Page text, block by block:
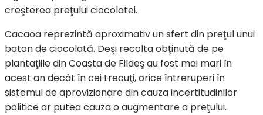
creşterea preţului ciocolatei.
Cacaoa reprezintă aproximativ un sfert din preţul unui
baton de ciocolată. Deşi recolta obţinută de pe
plantaţiile din Coasta de Fildeş au fost mai mari în
acest an decât în cei trecuţi, orice întreruperi în
sistemul de aprovizionare din cauza incertitudinilor
politice ar putea cauza o augmentare a preţului.